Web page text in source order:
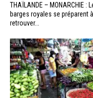
THAÏLANDE – MONARCHIE :
barges royales se préparent à
retrouver...